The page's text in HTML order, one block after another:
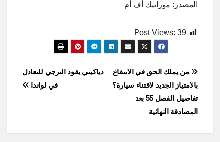
المصدر: موزاييك أف أم
Post Views: 39
Post
navigation
دياكيتي يقود الترجي للتعادل
في لواندا
من يملك الحق في الانتفاع
بالامتياز الجديد لاقتناء سيارة؟
تفاصيل الفصل 55 بعد
المصادقة النهائية